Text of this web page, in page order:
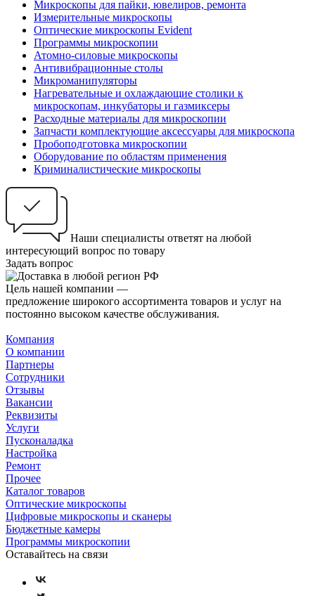
Микроскопы для пайки, ювелиров, ремонта
Измерительные микроскопы
Оптические микроскопы Evident
Программы микроскопии
Атомно-силовые микроскопы
Антивибрационные столы
Микроманипуляторы
Нагревательные и охлаждающие столики к
микроскопам, инкубаторы и газмиксеры
Расходные материалы для микроскопии
Запчасти комплектующие аксессуары для микроскопа
Пробоподготовка микроскопии
Оборудование по областям применения
Криминалистические микроскопы
Наши специалисты ответят на любой
интересующий вопрос по товару
Задать вопрос
Цель нашей компании —
предложение широкого ассортимента товаров и услуг на
постоянно высоком качестве обслуживания.
Компания
О компании
Партнеры
Сотрудники
Отзывы
Вакансии
Реквизиты
Услуги
Пусконаладка
Настройка
Ремонт
Прочее
Каталог товаров
Оптические микроскопы
Цифровые микроскопы и сканеры
Бюджетные камеры
Программы микроскопии
Оставайтесь на связи